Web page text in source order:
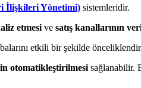
İlişkileri Yönetimi) sistemleridir.
etmesive satış kanallarının
etkili bir şekilde
otomatikleştirilmesisağlanabilir.